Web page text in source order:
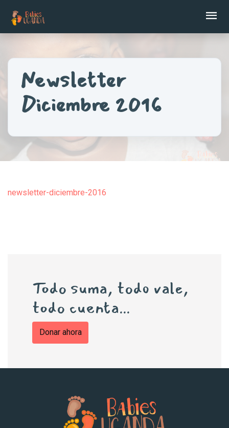
Newsletter
Diciembre 2016
newsletter-diciembre-2016
Todo suma, todo vale,
todo cuenta...
Donar ahora